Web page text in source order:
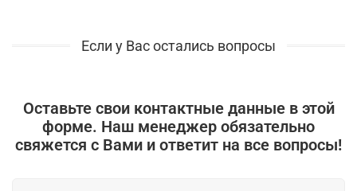
Если у Вас остались вопросы
Оставьте свои контактные данные в этой
форме. Наш менеджер обязательно
свяжется с Вами и ответит на все вопросы!